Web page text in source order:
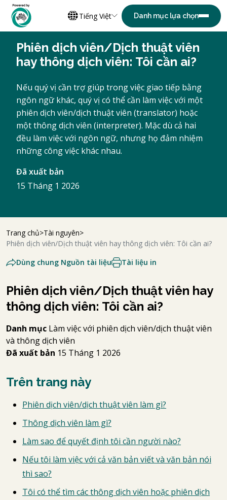
Tiếng Việt
Phiên dịch viên/Dịch thuật viên
hay thông dịch viên: Tôi cần ai?
Nếu quý vị cần trợ giúp trong việc giao tiếp bằng
ngôn ngữ khác, quý vị có thể cần làm việc với một
phiên dịch viên/dịch thuật viên (translator) hoặc
một thông dịch viên (interpreter). Mặc dù cả hai
đều làm việc với ngôn ngữ, nhưng họ đảm nhiệm
những công việc khác nhau.
Đã xuất bản
15 Tháng 1 2026
Trang chủ Tài nguyên
Phiên dịch viên/Dịch thuật viên hay thông dịch viên: Tôi cần ai?
Dùng chung Nguồn tài liệu
Tài liệu in
Phiên dịch viên/Dịch thuật viên hay
thông dịch viên: Tôi cần ai?
Danh mục Làm việc với phiên dịch viên/dịch thuật viên
và thông dịch viên
Đã xuất bản 15 Tháng 1 2026
Trên trang này
Phiên dịch viên/dịch thuật viên làm gì?
Thông dịch viên làm gì?
Làm sao để quyết định tôi cần người nào?
Nếu tôi làm việc với cả văn bản viết và văn bản nói
thì sao?
Tôi có thể tìm các thông dịch viên hoặc phiên dịch